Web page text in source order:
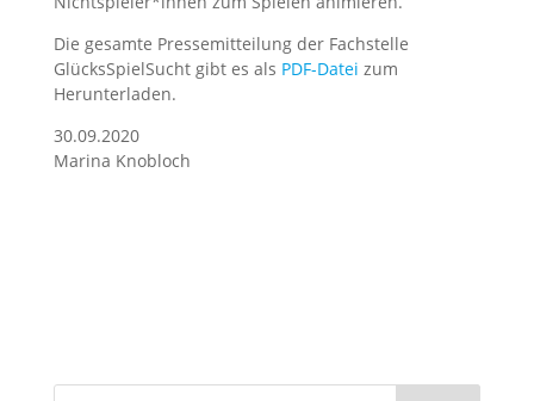
Die gesamte Pressemitteilung der Fachstelle
GlücksSpielSucht gibt es als PDF-Datei zum
Herunterladen.
30.09.2020
Marina Knobloch